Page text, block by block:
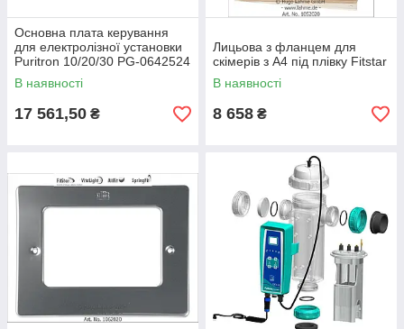
Основна плата керування
для електролізної установки
Puritron 10/20/30 PG-0642524
В наявності
17 561,50 ₴
Лицьова з фланцем для
скімерів з А4 під плівку Fitstar
В наявності
8 658 ₴